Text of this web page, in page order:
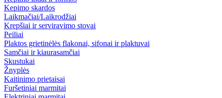
Kepimo skardos
Laikmačiai/Laikrodžiai
Krepšiai ir serviravimo stovai
Peiliai
Plaktos grietinėlės flakonai, sifonai ir plaktuvai
Samčiai ir kiaurasamčiai
Skustukai
Žnyplės
Kaitinimo prietaisai
Furšetiniai marmitai